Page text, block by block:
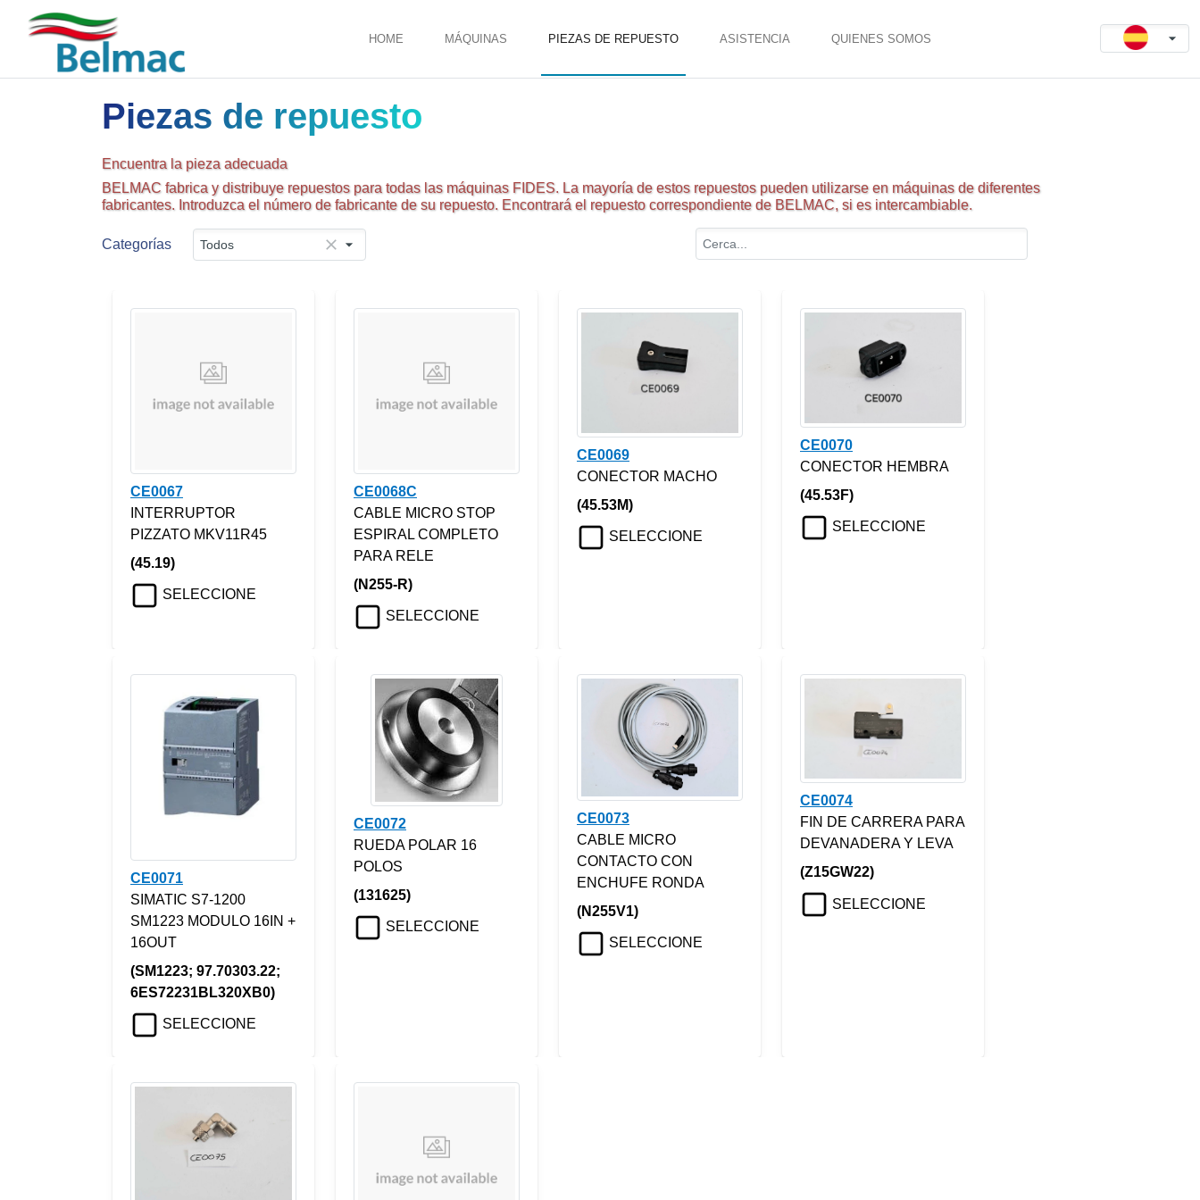
HOME MÁQUINAS PIEZAS DE REPUESTO ASISTENCIA QUIENES SOMOS
Piezas de repuesto
Encuentra la pieza adecuada
BELMAC fabrica y distribuye repuestos para todas las máquinas FIDES. La mayoría de estos repuestos pueden utilizarse en máquinas de diferentes
fabricantes. Introduzca el número de fabricante de su repuesto. Encontrará el repuesto correspondiente de BELMAC, si es intercambiable.
Categorías Todos
CE0067
INTERRUPTOR
PIZZATO MKV11R45
(45.19)
SELECCIONE
CE0068C
CABLE MICRO STOP
ESPIRAL COMPLETO
PARA RELE
(N255-R)
SELECCIONE
CE0069
CONECTOR MACHO
(45.53M)
SELECCIONE
CE0070
CONECTOR HEMBRA
(45.53F)
SELECCIONE
CE0071
SIMATIC S7-1200
SM1223 MODULO 16IN +
16OUT
(SM1223; 97.70303.22;
6ES72231BL320XB0)
SELECCIONE
CE0072
RUEDA POLAR 16
POLOS
(131625)
SELECCIONE
CE0073
CABLE MICRO
CONTACTO CON
ENCHUFE RONDA
(N255V1)
SELECCIONE
CE0074
FIN DE CARRERA PARA
DEVANADERA Y LEVA
(Z15GW22)
SELECCIONE